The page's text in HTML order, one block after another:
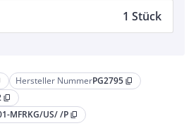
Hersteller NummerPG2795 content_copy
content_copy
MFRKG/US/ /P content_copy
1 Stück